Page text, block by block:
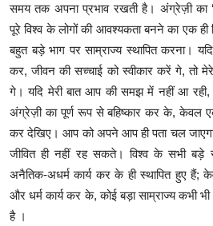
समय तक अपना प्रभाव रखती है। अंग्रेज़ी का
पूरे विश्व के लोगों की आवश्यकता बनने का एक ही
बहुत बड़े भाग पर साम्राज्य स्थापित
कर, जीवन की सच्चाई को स्वीकार करें गे, तो
गे। यदि मेरी बात आप की समझ में नहीं आ रही,
अंग्रेज़ी का पूर्ण रूप से बहिष्कार कर के, केवल
कर देखिए। आप को अपने आप ही पता चल
जीवित ही नहीं रह सकते। विश्व के सभी बड़े
अनैतिक-अधर्म कार्य कर के ही स्थापित हुए
और धर्म कार्य कर के, कोई बड़ा साम्राज्य कभी
है ।